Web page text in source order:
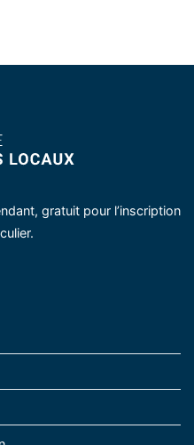
gratuit pour l’inscription